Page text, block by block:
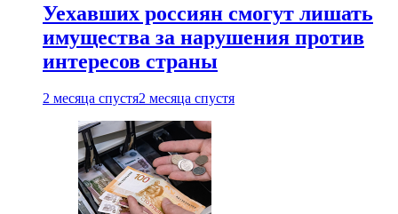
Уехавших россиян смогут лишать
имущества за нарушения против
интересов страны
2 месяца спустя2 месяца спустя